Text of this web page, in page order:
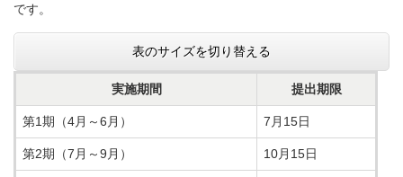
です。
表のサイズを切り替える
実施期間 提出期限
第1期（4月～6月） 7月15日
第2期（7月～9月） 10月15日